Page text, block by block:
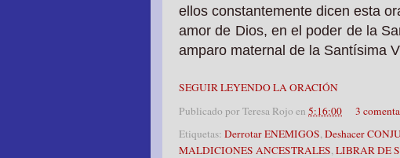
ellos constantemente dicen esta
amor de Dios, en el poder de la
amparo maternal de la Santísima
SEGUIR LEYENDO LA ORACIÓN
Publicado porTeresa Rojo en 5:16:00
3
Etiquetas: Derrotar ENEMIGOS Deshacer
MALDICIONES ANCESTRALES LIBRAR DE